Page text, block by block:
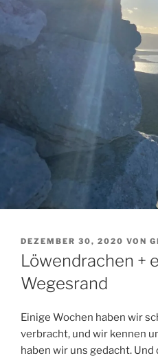
VERÖFFENTLICHT
AM
DEZEMBER 30, 2020 VON
Löwendrachen +
Wegesrand
Einige Wochen haben wir
verbracht, und wir kennen
haben wir uns gedacht.